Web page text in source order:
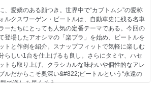
イマー・ガレージ：北澤志朗
ふぁ ゆうり
型基本講座：内藤あんも
するための蘊蓄資料講座：STEINER
デラー：竹村典夫
デルはやっぱり作ってナンボですよ：長谷川迷人
F-14A フラップダウン 発着艦形態 ディテール
8B+ マタドールII
ラス UMaモデル1/48 ：Sweeper Ⅱ
PHOTOFILE
、愛嬌のある顔つき。世界中で“カブトムシ”の愛称
ルクスワーゲン・ビートルは、自動車史に残る名車
ーたちにとっても人気の定番テーマである。今回の
登場したアオシマの「楽プラ」を始め、ビートルを
トと作例を紹介。スナップフィットで気軽に楽しむ
らしい1台を仕上げるも良し。さらにタミヤ、ハセ
トも取り上げ、クラシカルな味わいや個性的なアレ
ルだからこそ奥深い&#822;ビートルという“永遠の
で楽しみ尽くそう。